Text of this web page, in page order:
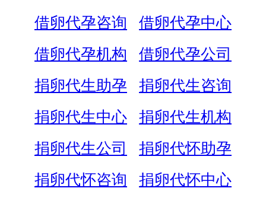
借卵代孕咨询
借卵代孕中心
借卵代孕机构
借卵代孕公司
捐卵代生助孕
捐卵代生咨询
捐卵代生中心
捐卵代生机构
捐卵代生公司
捐卵代怀助孕
捐卵代怀咨询
捐卵代怀中心